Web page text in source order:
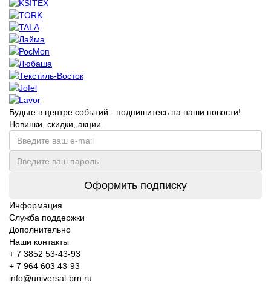
Будьте в центре событий - подпишитесь на наши новости!
Новинки, скидки, акции.
Оформить подписку
Информация
Служба поддержки
Дополнительно
Наши контакты
+ 7 3852 53-43-93
+ 7 964 603 43-93
info@universal-brn.ru